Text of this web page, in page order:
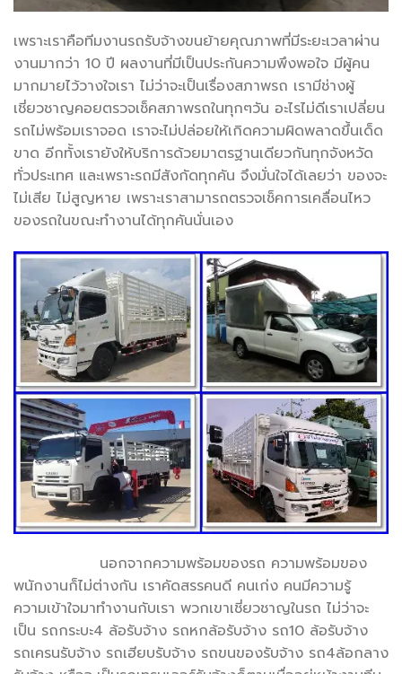
เพราะเราคือทีมงานรถรับจ้างขนย้ายคุณภาพที่มีระยะเวลาผ่าน
งานมากว่า 10 ปี ผลงานที่มีเป็นประกันความพึงพอใจ มีผู้คน
มากมายไว้วางใจเรา ไม่ว่าจะเป็นเรื่องสภาพรถ เรามีช่างผู้
เชี่ยวชาญคอยตรวจเช็คสภาพรถในทุกๆวัน อะไรไม่ดีเราเปลี่ยน
รถไม่พร้อมเราจอด เราจะไม่ปล่อยให้เกิดความผิดพลาดขึ้นเด็ด
ขาด อีกทั้งเรายังให้บริการด้วยมาตรฐานเดียวกันทุกจังหวัด
ทั่วประเทศ และเพราะรถมีสังกัดทุกคัน จึงมั่นใจได้เลยว่า ของจะ
ไม่เสีย ไม่สูญหาย เพราะเราสามารถตรวจเช็คการเคลื่อนไหว
ของรถในขณะทำงานได้ทุกคันนั่นเอง
นอกจากความพร้อมของรถ ความพร้อมของ
พนักงานก็ไม่ต่างกัน เราคัดสรรคนดี คนเก่ง คนมีความรู้
ความเข้าใจมาทำงานกับเรา พวกเขาเชี่ยวชาญในรถ ไม่ว่าจะ
เป็น รถกระบะ4 ล้อรับจ้าง รถหกล้อรับจ้าง รถ10 ล้อรับจ้าง
รถเครนรับจ้าง รถเฮียบรับจ้าง รถขนของรับจ้าง รถ4ล้อกลาง